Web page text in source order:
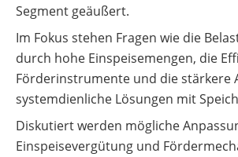
Segment geäußert.
Im Fokus stehen Fragen wie die
durch hohe Einspeisemengen, die
Förderinstrumente und die stärkere
systemdienliche Lösungen mit
Diskutiert werden mögliche
Einspeisevergütung und